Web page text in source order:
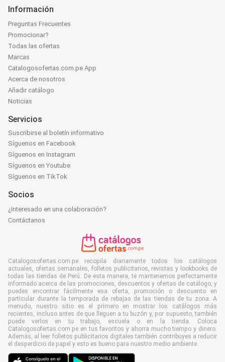
Información
Preguntas Frecuentes
Promocionar?
Todas las ofertas
Marcas
Catalogosofertas.com.pe App
Acerca de nosotros
Añadir catálogo
Noticias
Servicios
Suscribirse al boletín informativo
Síguenos en Facebook
Síguenos en Instagram
Síguenos en Youtube
Síguenos en TikTok
Socios
¿Interesado en una colaboración?
Contáctanos
Catalogosofertas.com.pe recopila diariamente todos los catálogos
actuales, ofertas semanales, folletos publicitarios, revistas y lookbooks de
todas las tiendas de Perú. De esta manera, te mantenemos perfectamente
informado acerca de las promociones, descuentos y ofertas de catálogo, y
puedes encontrar fácilmente esa oferta, promoción o descuento en
particular durante la temporada de rebajas de las tiendas de tu zona. A
menudo, nuestro sitio es el primero en mostrar los catálogos más
recientes, incluso antes de que lleguen a tu buzón y, por supuesto, también
puede verlos en tu trabajo, escuela o en la tienda. Coloca
Catalogosofertas.com.pe en tus favoritos y ahorra mucho tiempo y dinero.
Además, al leer folletos publicitarios digitales también contribuyes a reducir
el desperdicio de papel y esto es bueno para nuestro medio ambiente.